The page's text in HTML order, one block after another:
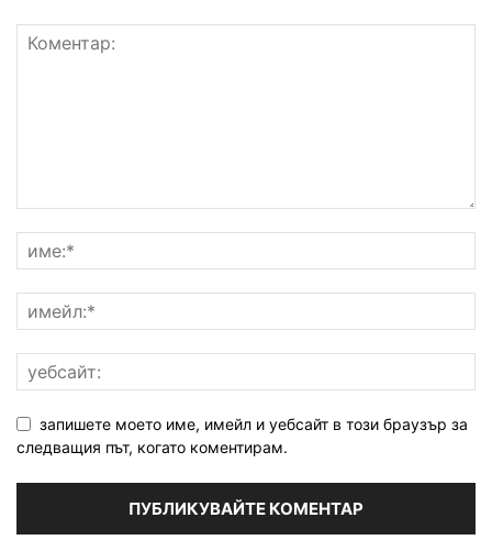
запишете моето име, имейл и уебсайт в този браузър за
следващия път, когато коментирам.